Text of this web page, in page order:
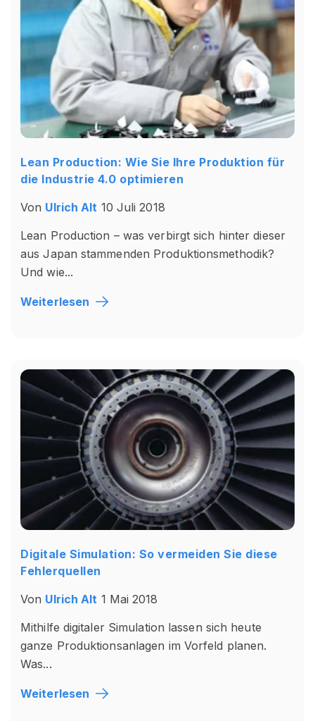
Lean Production: Wie Sie Ihre Produktion für
die Industrie 4.0 optimieren
Von Ulrich Alt 10 Juli 2018
Lean Production – was verbirgt sich hinter dieser
aus Japan stammenden Produktionsmethodik?
Und wie...
Weiterlesen
Digitale Simulation: So vermeiden Sie diese
Fehlerquellen
Von Ulrich Alt 1 Mai 2018
Mithilfe digitaler Simulation lassen sich heute
ganze Produktionsanlagen im Vorfeld planen.
Was...
Weiterlesen